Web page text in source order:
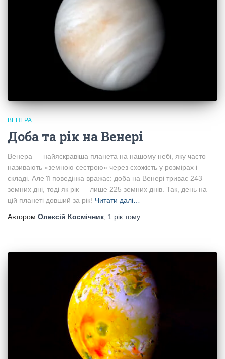
ВЕНЕРА
Доба та рік на Венері
Венера — найяскравіша планета на нашому небі, яку часто
називають «земною сестрою» через схожість у розмірах і
складі. Але її поведінка вражає: доба на Венері триває 243
земних дні, тоді як рік — лише 225 земних днів. Так, день на
цій планеті довший за рік! Читати далі…
Автором Олексій Космічник, 1 рік тому